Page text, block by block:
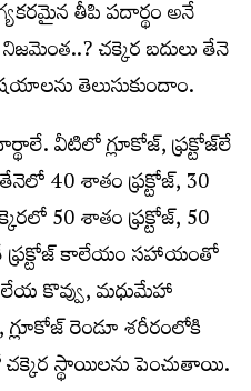
తీపి ప‌దార్థం అనే
చ‌క్కెర బ‌దులు తేనె
తెలుసుకుందాం.
వీటిలో గ్లూకోజ్, ఫ్ర‌క్టోజ్‌లే
40 శాతం ఫ్ర‌క్టోజ్, 30
50 శాతం ఫ్ర‌క్టోజ్, 50
కాలేయం స‌హాయంతో
కొవ్వు, మ‌ధుమేహా
గ్లూకోజ్ రెండూ శ‌రీరంలోకి
చక్కెర స్థాయిల‌ను పెంచుతాయి.